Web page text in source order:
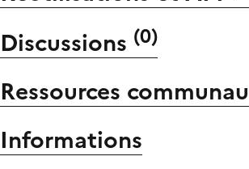
Discussions (0)
Ressources
Informations